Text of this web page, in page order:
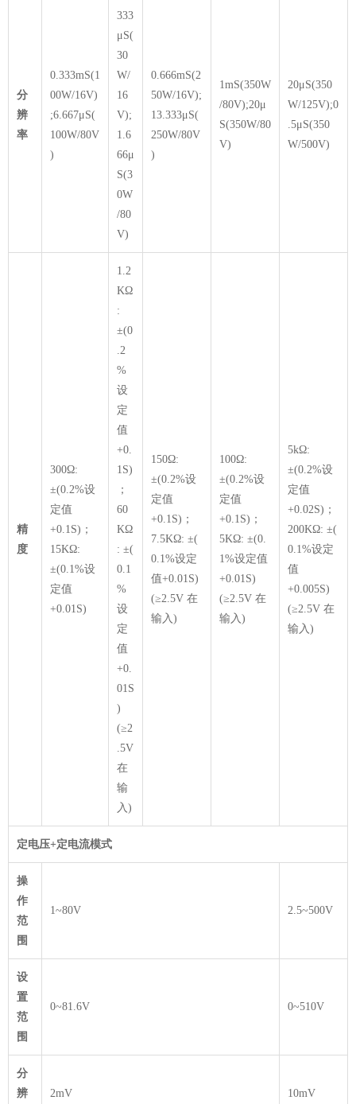
分
辨
率
0.333mS(1
00W/16V)
;6.667μS(
100W/80V
)
333
μS(
30
W/
16
V);
1.6
66μ
S(3
0W
/80
V)
0.666mS(2
50W/16V);
13.333μS(
250W/80V
)
1mS(350W
/80V);20μ
S(350W/80
V)
20μS(350
W/125V);0
.5μS(350
W/500V)
精
度
300Ω:
±(0.2%设
定值
+0.1S)；
15KΩ:
±(0.1%设
定值
+0.01S)
1.2
KΩ
:
±(0
.2
%
设
定
值
+0.
1S)
；
60
KΩ
: ±(
0.1
%
设
定
值
+0.
01S
)
(≥2
.5V
在
输
入)
150Ω:
±(0.2%设
定值
+0.1S)；
7.5KΩ: ±(
0.1%设定
值+0.01S)
(≥2.5V 在
输入)
100Ω:
±(0.2%设
定值
+0.1S)；
5KΩ: ±(0.
1%设定值
+0.01S)
(≥2.5V 在
输入)
5kΩ:
±(0.2%设
定值
+0.02S)；
200KΩ: ±(
0.1%设定
值
+0.005S)
(≥2.5V 在
输入)
定电压+定电流模式
操
作
范
围
1~80V 2.5~500V
设
置
范
围
0~81.6V 0~510V
分
辨
2mV 10mV